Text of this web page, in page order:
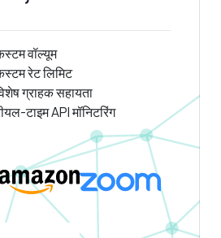
वॉल्यूम
रेट लिमिट
ग्राहक सहायता
टाइम API मॉनिटरिंग